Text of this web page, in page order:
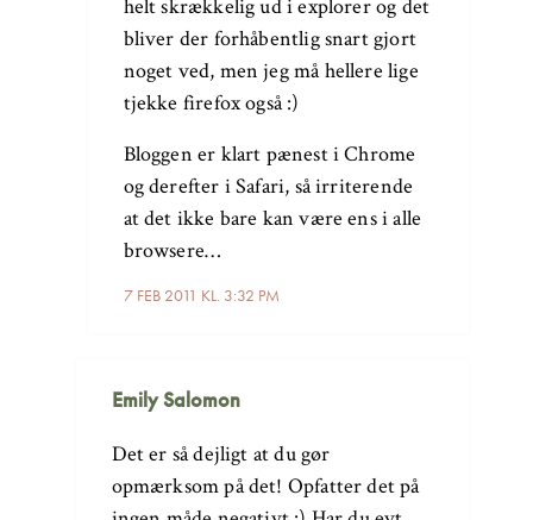
7 FEB 2011 KL. 3:32 PM
helt skrækkelig ud i explorer og det
bliver der forhåbentlig snart gjort
noget ved, men jeg må hellere lige
tjekke firefox også :)
Bloggen er klart pænest i Chrome
og derefter i Safari, så irriterende
at det ikke bare kan være ens i alle
browsere…
Emily Salomon
Det er så dejligt at du gør
opmærksom på det! Opfatter det på